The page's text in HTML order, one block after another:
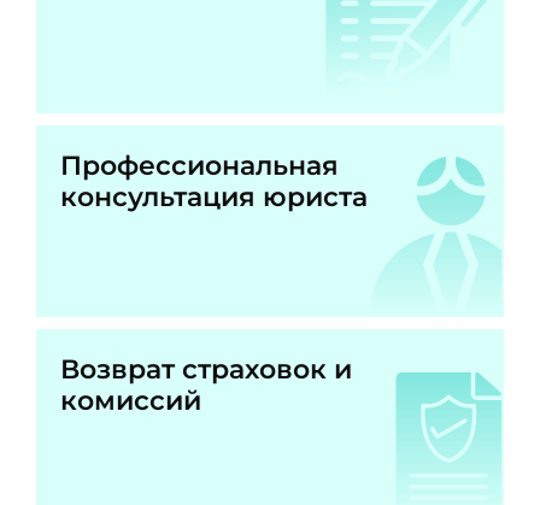
Профессиональная
консультация юриста
Возврат страховок и
комиссий